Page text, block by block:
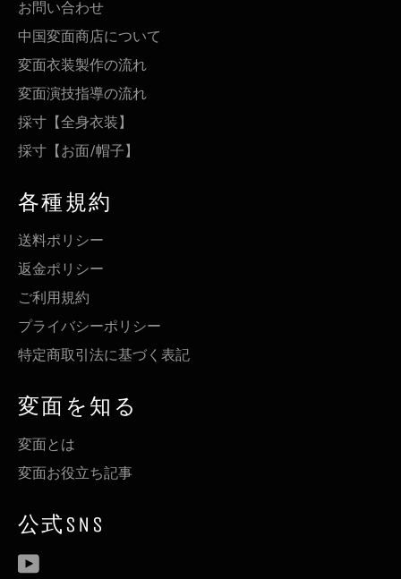
お問い合わせ
中国変面商店について
変面衣装製作の流れ
変面演技指導の流れ
採寸【全身衣装】
採寸【お面/帽子】
各種規約
送料ポリシー
返金ポリシー
ご利用規約
プライバシーポリシー
特定商取引法に基づく表記
変面を知る
変面とは
変面お役立ち記事
公式SNS